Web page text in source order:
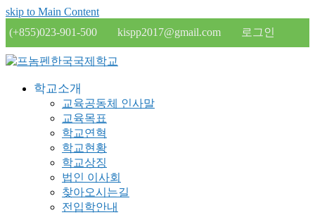
skip to Main Content
(+855)023-901-500
kispp2017@gmail.com 로그인
학교소개
교육공동체 인사말
교육목표
학교연혁
학교현황
학교상징
법인 이사회
찾아오시는길
전입학안내